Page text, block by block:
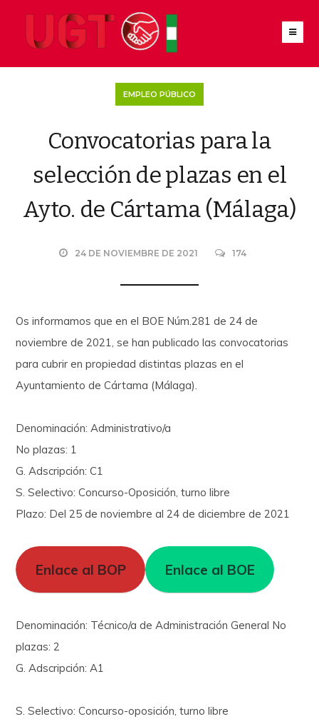
EMPLEO PÚBLICO
Convocatorias para la
selección de plazas en el
Ayto. de Cártama (Málaga)
24 DE NOVIEMBRE DE 2021 174
Os informamos que en el BOE Núm.281 de 24 de
noviembre de 2021, se han publicado las convocatorias
para cubrir en propiedad distintas plazas en el
Ayuntamiento de Cártama (Málaga).
Denominación: Administrativo/a
No plazas: 1
G. Adscripción: C1
S. Selectivo: Concurso-Oposición, turno libre
Plazo: Del 25 de noviembre al 24 de diciembre de 2021
Enlace al BOP Enlace al BOE
Denominación: Técnico/a de Administración General No
plazas: 2
G. Adscripción: A1
S. Selectivo: Concurso-oposición, turno libre